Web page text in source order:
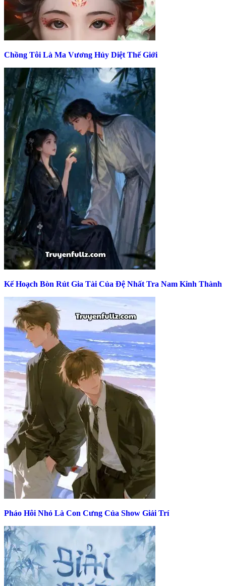
Chồng Tôi Là Ma Vương Hủy Diệt Thế Giới
Kế Hoạch Bòn Rút Gia Tài Của Đệ Nhất Tra Nam Kinh Thành
Pháo Hôi Nhỏ Là Con Cưng Của Show Giải Trí